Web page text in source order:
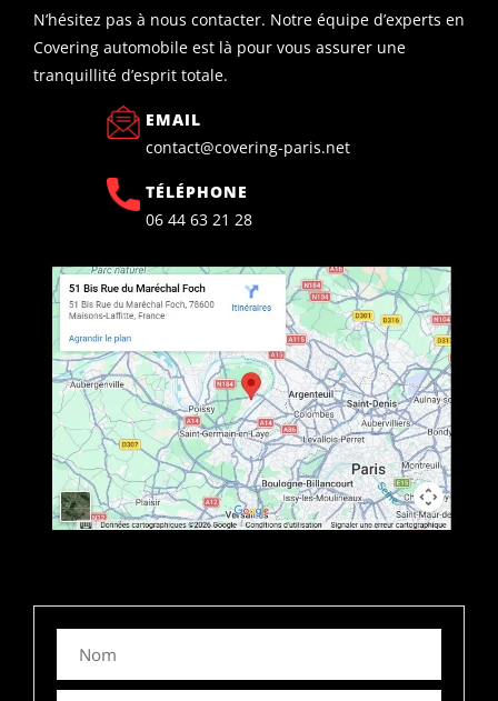
N’hésitez pas à nous contacter. Notre équipe d’experts en
Covering automobile est là pour vous assurer une
tranquillité d’esprit totale.
EMAIL
contact@covering-paris.net
TÉLÉPHONE
06 44 63 21 28​